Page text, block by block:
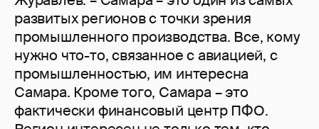
развитых регионов с точки зрения
промышленного производства. Все, кому
нужно что-то, связанное с авиацией, с
промышленностью, им интересна
Самара. Кроме того, Самара – это
фактически финансовый центр ПФО.